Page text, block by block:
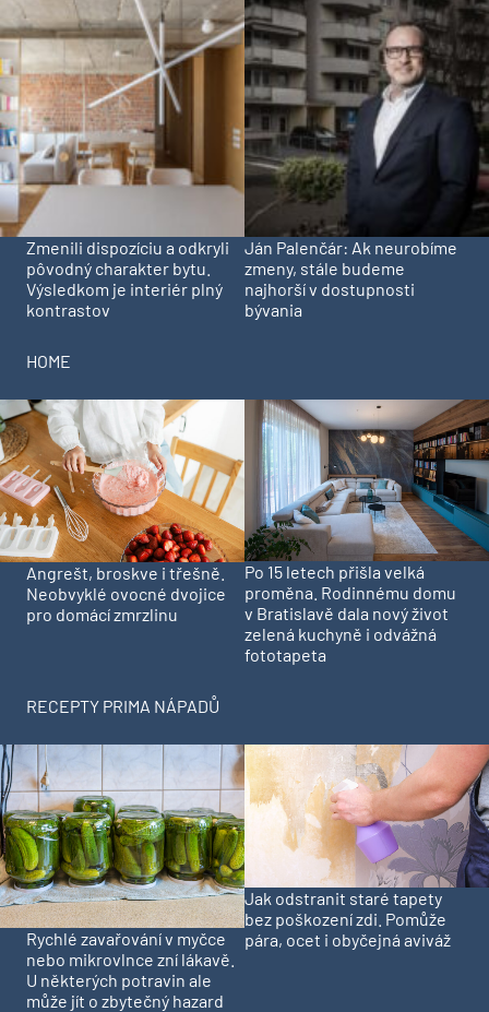
Zmenili dispozíciu a odkryli
pôvodný charakter bytu.
Výsledkom je interiér plný
kontrastov
Ján Palenčár: Ak neurobíme
zmeny, stále budeme
najhorší v dostupnosti
bývania
HOME
Angrešt, broskve i třešně.
Neobvyklé ovocné dvojice
pro domácí zmrzlinu
Po 15 letech přišla velká
proměna. Rodinnému domu
v Bratislavě dala nový život
zelená kuchyně i odvážná
fototapeta
RECEPTY PRIMA NÁPADŮ
Rychlé zavařování v myčce
nebo mikrovlnce zní lákavě.
U některých potravin ale
může jít o zbytečný hazard
Jak odstranit staré tapety
bez poškození zdi. Pomůže
pára, ocet i obyčejná aviváž